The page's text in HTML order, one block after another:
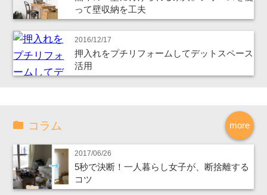
って壁収納を工夫
2016/12/17
押入れをプチリフォームしてデットスペース
活用
more
コラム
2017/06/26
5秒で決断！一人暮らし女子が、断捨離する
コツ